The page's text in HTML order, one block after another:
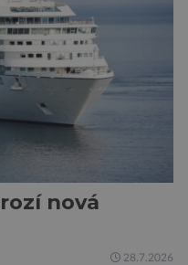
[…]
nová
28.7.2026